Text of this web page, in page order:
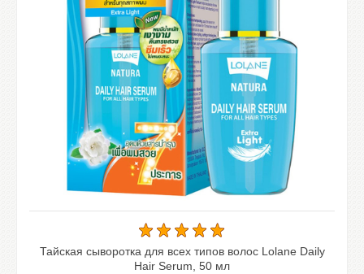
Тайская сыворотка для всех типов волос Lolane Daily
Hair Serum, 50 мл